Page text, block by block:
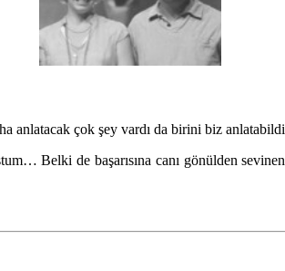
çok şey vardı da birini biz
Belki de başarısına canı gönülden